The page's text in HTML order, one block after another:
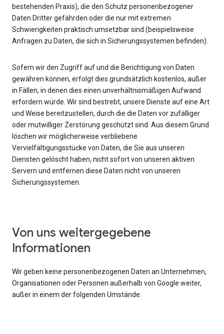
bestehenden Praxis), die den Schutz personenbezogener
Daten Dritter gefährden oder die nur mit extremen
Schwierigkeiten praktisch umsetzbar sind (beispielsweise
Anfragen zu Daten, die sich in Sicherungssystemen befinden).
Sofern wir den Zugriff auf und die Berichtigung von Daten
gewähren können, erfolgt dies grundsätzlich kostenlos, außer
in Fällen, in denen dies einen unverhältnismäßigen Aufwand
erfordern würde. Wir sind bestrebt, unsere Dienste auf eine Art
und Weise bereitzustellen, durch die die Daten vor zufälliger
oder mutwilliger Zerstörung geschützt sind. Aus diesem Grund
löschen wir möglicherweise verbliebene
Vervielfältigungsstücke von Daten, die Sie aus unseren
Diensten gelöscht haben, nicht sofort von unseren aktiven
Servern und entfernen diese Daten nicht von unseren
Sicherungssystemen.
Von uns weitergegebene
Informationen
Wir geben keine personenbezogenen Daten an Unternehmen,
Organisationen oder Personen außerhalb von Google weiter,
außer in einem der folgenden Umstände: